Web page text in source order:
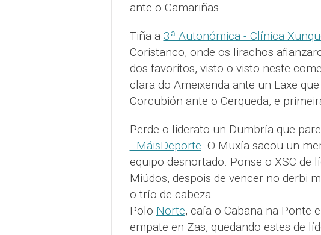
ante o Camariñas.
Tiña a 3ª Autonómica - Clínica
Coristanco, onde os lirachos
dos favoritos, visto o visto neste
clara do Ameixenda ante un Laxe
Corcubión ante o Cerqueda, e
Perde o liderato un Dumbría que
- MáisDeporte. O Muxía sacou un
equipo desnortado. Ponse o XSC de
Miúdos, despois de vencer no derbi
o trío de cabeza.
Polo Norte, caía o Cabana na Ponte
empate en Zas, quedando estes de